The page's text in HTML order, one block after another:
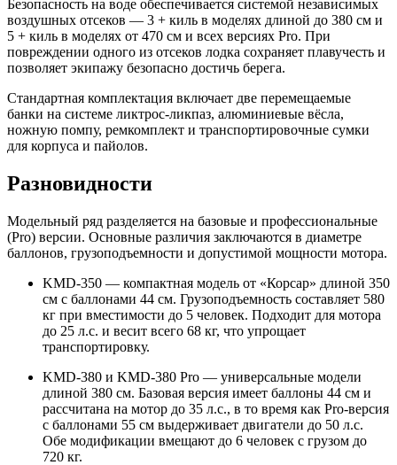
Безопасность на воде обеспечивается системой независимых
воздушных отсеков — 3 + киль в моделях длиной до 380 см и
5 + киль в моделях от 470 см и всех версиях Pro. При
повреждении одного из отсеков лодка сохраняет плавучесть и
позволяет экипажу безопасно достичь берега.
Стандартная комплектация включает две перемещаемые
банки на системе ликтрос-ликпаз, алюминиевые вёсла,
ножную помпу, ремкомплект и транспортировочные сумки
для корпуса и пайолов.
Разновидности
Модельный ряд разделяется на базовые и профессиональные
(Pro) версии. Основные различия заключаются в диаметре
баллонов, грузоподъемности и допустимой мощности мотора.
KMD-350 — компактная модель от «Корсар» длиной 350
см с баллонами 44 см. Грузоподъемность составляет 580
кг при вместимости до 5 человек. Подходит для мотора
до 25 л.с. и весит всего 68 кг, что упрощает
транспортировку.
KMD-380 и KMD-380 Pro — универсальные модели
длиной 380 см. Базовая версия имеет баллоны 44 см и
рассчитана на мотор до 35 л.с., в то время как Pro-версия
с баллонами 55 см выдерживает двигатели до 50 л.с.
Обе модификации вмещают до 6 человек с грузом до
720 кг.